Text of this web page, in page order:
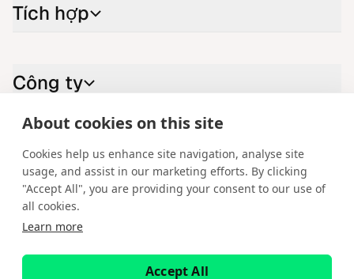
About cookies on this site
Cookies help us enhance site navigation, analyse site
usage, and assist in our marketing efforts. By clicking
"Accept All", you are providing your consent to our use of
all cookies.
Learn more
Accept All
Tích hợp
Công ty
Liên hệ với chúng tôi
LinkedIn
YouTubeInstagram
Facebook
Tiếng Việt
Platform®, Chart Streams®, ChartShot®, Traders First®. Bảo lưu mọi
quyền. Spotware Systems Ltd cung cấp dịch vụ nền tảng dưới dạng dịch